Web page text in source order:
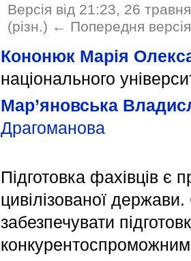
Версія від 21:23, 26
(різн.) ← Попередня
Кононюк Марія
національного
Мар’яновська
Драгоманова
Підготовка фахівців є
цивілізованої
забезпечувати